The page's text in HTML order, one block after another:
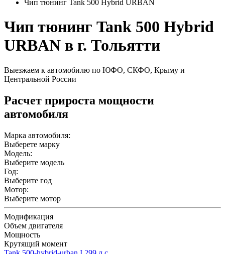
Чип тюнинг Tank 500 Hybrid URBAN
Чип тюнинг Tank 500 Hybrid
URBAN в г. Тольятти
Выезжаем к автомобилю по ЮФО, СКФО, Крыму и
Центральной России
Расчет прироста мощности
автомобиля
Марка автомобиля:
Выберете марку
Модель:
Выберите модель
Год:
Выберите год
Мотор:
Выберите мотор
Модификация
Объем двигателя
Мощность
Крутящий момент